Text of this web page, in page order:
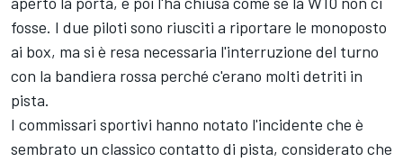
fosse. I due piloti sono riusciti a riportare le monoposto
ai box, ma si è resa necessaria l'interruzione del turno
con la bandiera rossa perché c'erano molti detriti in
pista.
I commissari sportivi hanno notato l'incidente che è
sembrato un classico contatto di pista, considerato che